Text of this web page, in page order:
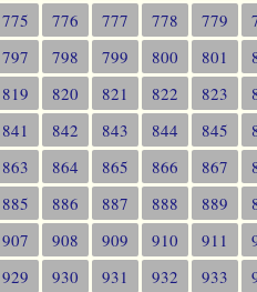
775 776 777 778 779
797 798 799 800 801
819 820 821 822 823
841 842 843 844 845
863 864 865 866 867
885 886 887 888 889
907 908 909 910 911
929 930 931 932 933